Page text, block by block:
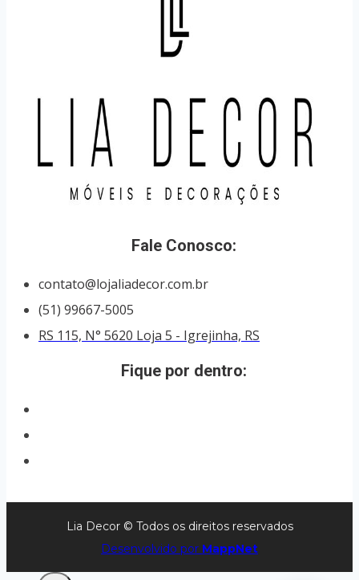
Fale Conosco:
contato@lojaliadecor.com.br
(51) 99667-5005
RS 115, N° 5620 Loja 5 - Igrejinha, RS
Fique por dentro:
Lia Decor © Todos os direitos reservados
Desenvolvido por MappNet